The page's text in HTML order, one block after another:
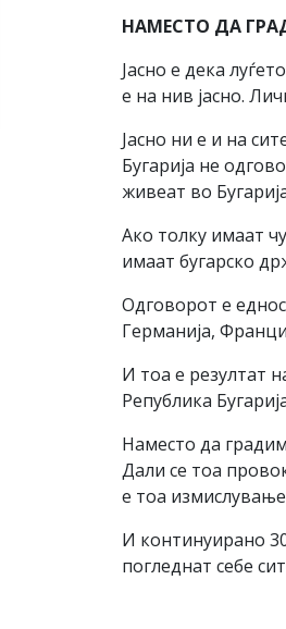
НАМЕСТО ДА
Јасно е дека
е на нив јасно.
Јасно ни е и на
Бугарија не
живеат во
Ако толку имаат
имаат бугарско
Одговорот е
Германија,
И тоа е резултат
Република
Наместо да
Дали се тоа
е тоа
И континуирано
погледнат себе